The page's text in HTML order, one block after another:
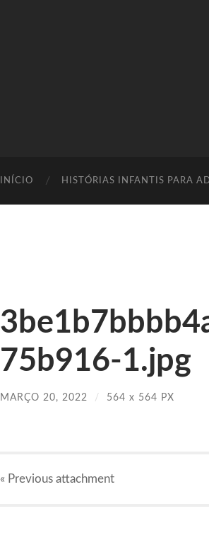
INÍCIO HISTÓRIAS INFANTIS PARA
75b916-1.jpg
MARÇO 20, 2022 / 564 x 564 PX
« Previous attachment